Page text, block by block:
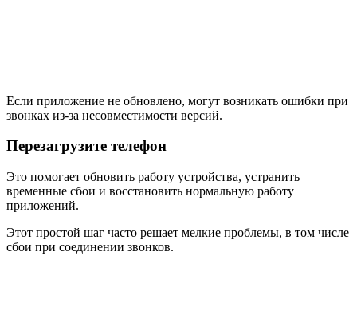
Если приложение не обновлено, могут возникать ошибки при
звонках из-за несовместимости версий.
Перезагрузите телефон
Это помогает обновить работу устройства, устранить
временные сбои и восстановить нормальную работу
приложений.
Этот простой шаг часто решает мелкие проблемы, в том числе
сбои при соединении звонков.